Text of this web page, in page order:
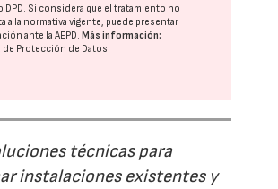
DPD . Si considera que el tratamiento no
a la normativa vigente, puede presentar
ante laAEPD .Más información:
de Protección de Datos
técnicas para
instalaciones existentes y